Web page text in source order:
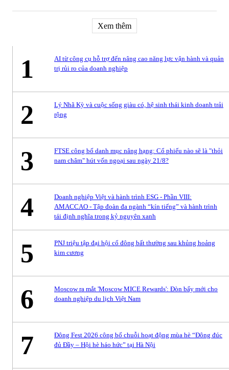
Xem thêm
1
AI từ công cụ hỗ trợ đến nâng cao năng lực vận hành và quản
trị rủi ro của doanh nghiệp
2
Lý Nhã Kỳ và cuộc sống giàu có, hệ sinh thái kinh doanh trải
rộng
3
FTSE công bố danh mục nâng hạng: Cổ phiếu nào sẽ là "thỏi
nam châm" hút vốn ngoại sau ngày 21/8?
4
Doanh nghiệp Việt và hành trình ESG - Phần VIII:
AMACCAO - Tập đoàn đa ngành “kín tiếng” và hành trình
tái định nghĩa trong kỷ nguyên xanh
5
PNJ triệu tập đại hội cổ đông bất thường sau khủng hoảng
kim cương
6
Moscow ra mắt 'Moscow MICE Rewards': Đòn bẩy mới cho
doanh nghiệp du lịch Việt Nam
7
Đông Fest 2026 công bố chuỗi hoạt động mùa hè “Đông đúc
đủ Đầy – Hội hè háo hức” tại Hà Nội